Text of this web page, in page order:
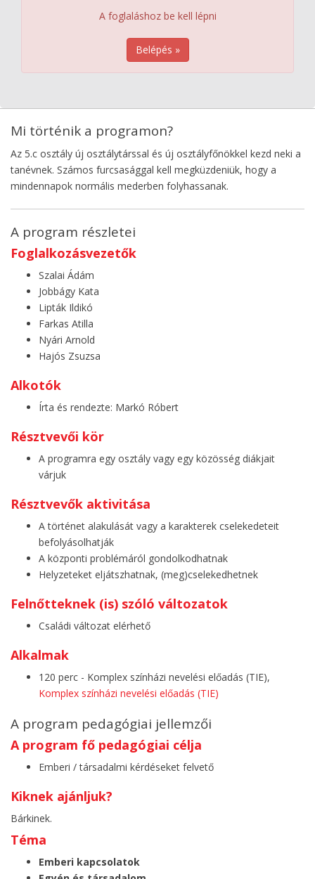
A foglaláshoz be kell lépni
Belépés »
Mi történik a programon?
Az 5.c osztály új osztálytárssal és új osztályfőnökkel kezd neki a
tanévnek. Számos furcsasággal kell megküzdeniük, hogy a
mindennapok normális mederben folyhassanak.
A program részletei
Foglalkozásvezetők
Szalai Ádám
Jobbágy Kata
Lipták Ildikó
Farkas Atilla
Nyári Arnold
Hajós Zsuzsa
Alkotók
Írta és rendezte: Markó Róbert
Résztvevői kör
A programra egy osztály vagy egy közösség diákjait
várjuk
Résztvevők aktivitása
A történet alakulását vagy a karakterek cselekedeteit
befolyásolhatják
A központi problémáról gondolkodhatnak
Helyzeteket eljátszhatnak, (meg)cselekedhetnek
Felnőtteknek (is) szóló változatok
Családi változat elérhető
Alkalmak
120 perc - Komplex színházi nevelési előadás (TIE),
Komplex színházi nevelési előadás (TIE)
A program pedagógiai jellemzői
A program fő pedagógiai célja
Emberi / társadalmi kérdéseket felvető
Kiknek ajánljuk?
Bárkinek.
Téma
Emberi kapcsolatok